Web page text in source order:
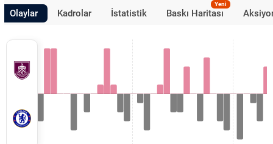
Olaylar Kadrolar İstatistik Baskı Haritası
Yeni